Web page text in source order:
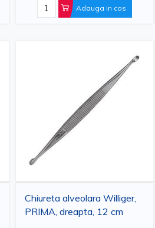
Adauga in cos
Chiureta alveolara Williger,
PRIMA, dreapta, 12 cm